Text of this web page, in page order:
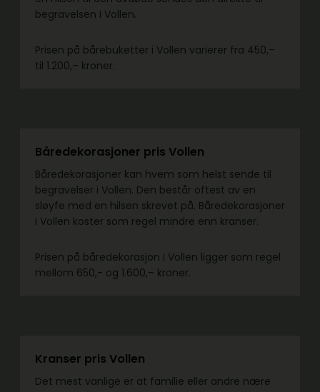
begravelsen i Vollen.
Prisen på bårebuketter i Vollen varierer fra 450,–
til 1.200,– kroner.
Båredekorasjoner pris Vollen
Båredekorasjoner kan hvem som helst sende til
begravelser i Vollen. Den består oftest av en
sløyfe med en hilsen skrevet på. Båredekorasjoner
i Vollen koster som regel mindre enn kranser.
Prisen på båredekorasjon i Vollen ligger som regel
mellom 650,- og 1.600,– kroner.
Kranser pris Vollen
Det mest vanlige er at familie eller andre nære